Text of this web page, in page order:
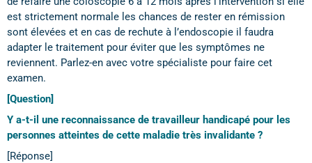
est strictement normale les chances de rester en rémission
sont élevées et en cas de rechute à l’endoscopie il faudra
adapter le traitement pour éviter que les symptômes ne
reviennent. Parlez-en avec votre spécialiste pour faire cet
examen.
[Question]
Y a-t-il une reconnaissance de travailleur handicapé pour les
personnes atteintes de cette maladie très invalidante ?
[Réponse]